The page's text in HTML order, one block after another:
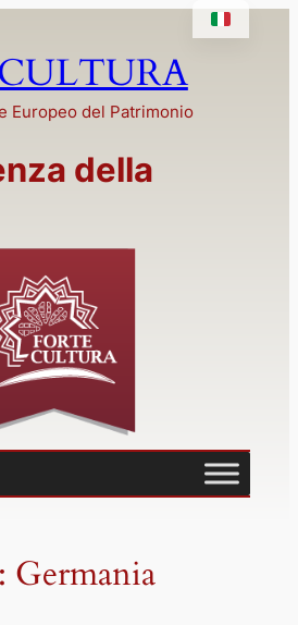
Europeo del Patrimonio
della
Germania